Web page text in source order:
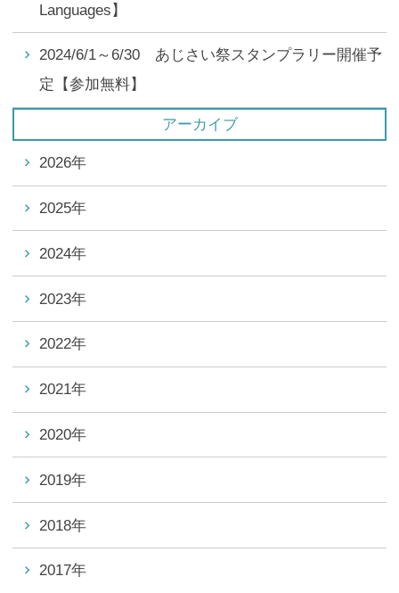
Languages】
2024/6/1～6/30 あじさい祭スタンプラリー開催予
定【参加無料】
アーカイブ
2026年
2025年
2024年
2023年
2022年
2021年
2020年
2019年
2018年
2017年